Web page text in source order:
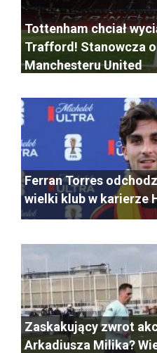
Tottenham chciał
Trafford! Stanowcza
Manchesteru United
Ferran Torres
wielki klub w karierze
Zaskakujący zwrot
Arkadiusza Milika?